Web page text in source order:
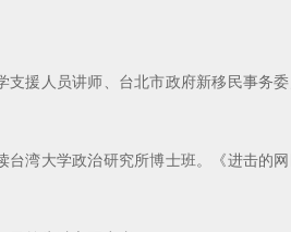
援人员讲师、台北市政府新移民事务
湾大学政治研究所博士班。《进击的